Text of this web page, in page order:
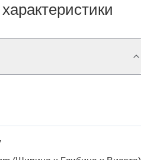
характеристики